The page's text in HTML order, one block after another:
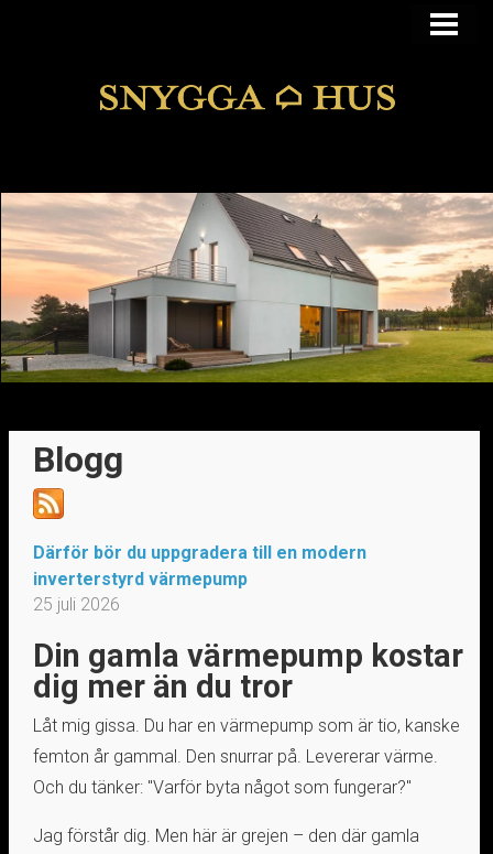
BLOGG
Blogg
Därför bör du uppgradera till en modern
inverterstyrd värmepump
25 juli 2026
Din gamla värmepump kostar
dig mer än du tror
Låt mig gissa. Du har en värmepump som är tio, kanske
femton år gammal. Den snurrar på. Levererar värme.
Och du tänker: "Varför byta något som fungerar?"
Jag förstår dig. Men här är grejen – den där gamla